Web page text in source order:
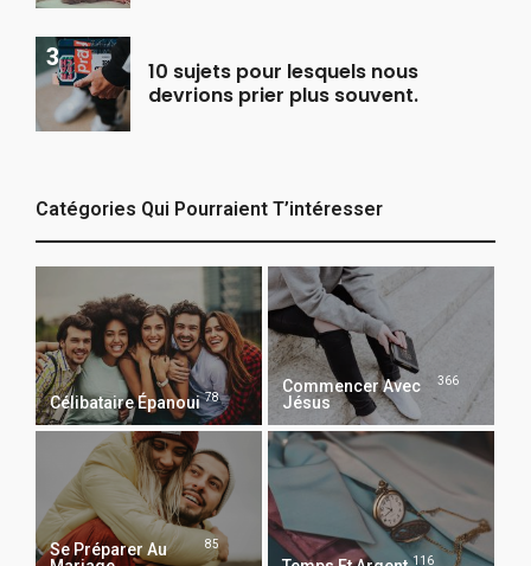
10 sujets pour lesquels nous
devrions prier plus souvent.
Catégories Qui Pourraient T’intéresser
Célibataire Épanoui 78
Commencer Avec
Jésus
366
Se Préparer Au
85
116